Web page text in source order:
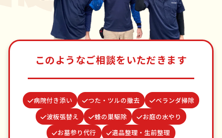
このようなご相談をいただきます
病院付き添い つた・ツルの撤去
ベランダ掃除
波板張替え
蜂の巣駆除
お庭の水やり
お墓参り代行
遺品整理・生前整理